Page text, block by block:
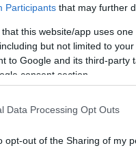
Participants that may further
that this website/app uses
but not limited to
to Google and its third-party
consent section.
Data Processing Opt Outs
opt-out of the Sharing of my
απίθανη ευθεία
μέρος θα
στην επίθεση.
στην επίθεση
και πράγματι